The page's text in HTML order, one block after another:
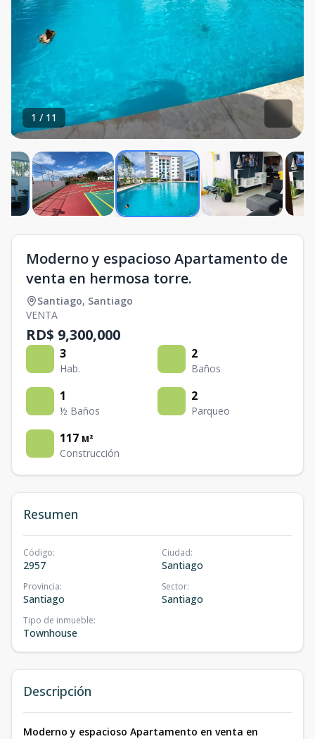
1 / 11
Moderno y espacioso Apartamento de
venta en hermosa torre.
Santiago, Santiago
VENTA
RD$ 9,300,000
3
Hab.
2
Baños
1
½ Baños
2
Parqueo
117 M²
Construcción
Resumen
Código:
2957
Ciudad:
Santiago
Provincia:
Santiago
Sector:
Santiago
Tipo de inmueble:
Townhouse
Descripción
Moderno y espacioso Apartamento en venta en